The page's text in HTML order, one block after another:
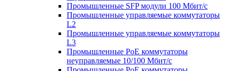
Промышленные SFP модули 100 Мбит/c
Промышленные управляемые коммутаторы
L2
Промышленные управляемые коммутаторы
L3
Промышленные PoE коммутаторы
неуправляемые 10/100 Мбит/с